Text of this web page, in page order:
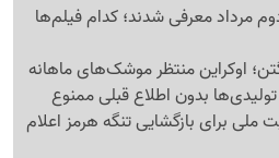
مرداد معرفی شدند؛ کدام فیلم‌ها
اوکراین منتظر موشک‌های ماهانه
بدون اطلاع قبلی ممنوع
ملی برای بازگشایی تنگه هرمز اعلام